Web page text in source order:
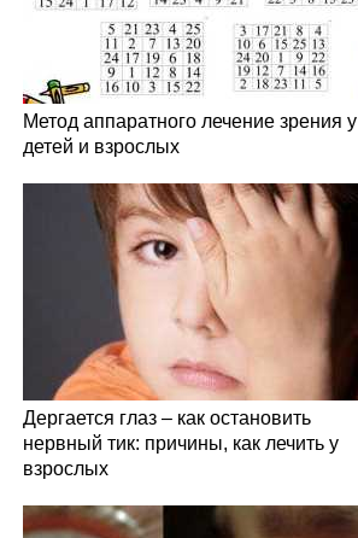
Метод аппаратного лечение зрения у
детей и взрослых
Дергается глаз – как остановить
нервный тик: причины, как лечить у
взрослых